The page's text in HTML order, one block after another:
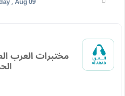
مختبرات العرب